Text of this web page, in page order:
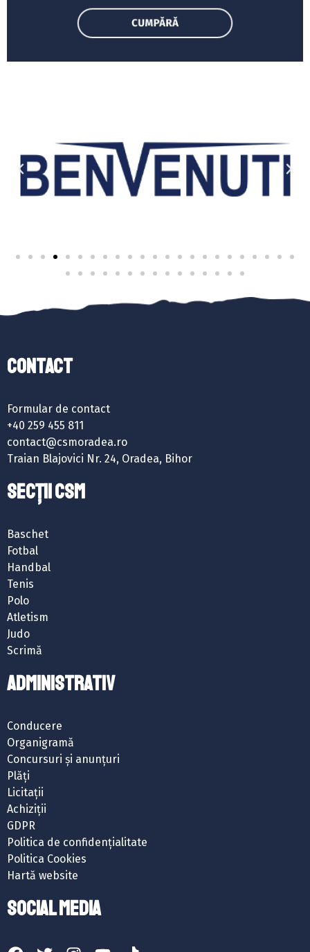
Contact
Formular de contact
+40 259 455 811
contact@csmoradea.ro
Traian Blajovici Nr. 24, Oradea, Bihor
SECȚII CSM
Baschet
Fotbal
Handbal
Tenis
Polo
Atletism
Judo
Scrimă
ADMINISTRATIV
Conducere
Organigramă
Concursuri și anunțuri
Plăți
Licitații
Achiziții
GDPR
Politica de confidențialitate
Politica Cookies
Hartă website
SOCIAL MEDIA